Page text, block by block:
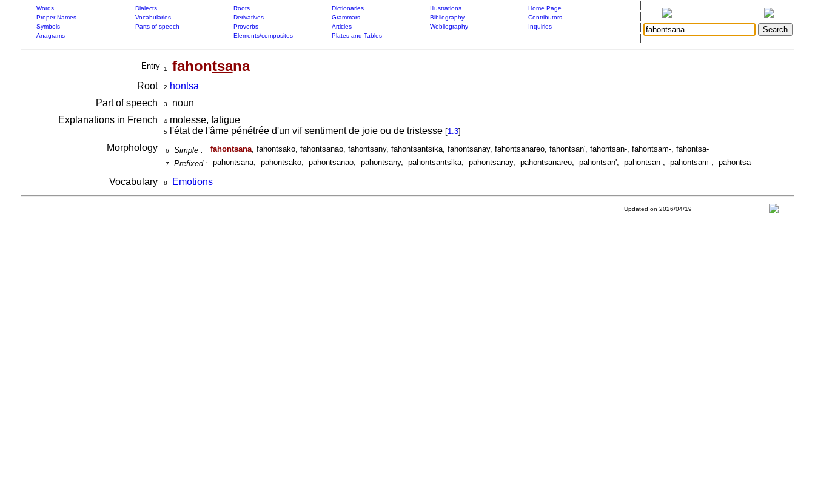
Words Dialects Roots Dictionaries Illustrations
Home Page
Proper Names
Vocabularies Derivatives Grammars Bibliography
Contributors
Symbols
Parts of speech Proverbs Articles Webliography
Inquiries
Anagrams
Elements/composites Plates and Tables
Entry 1 fahontsana
Root 2 hontsa
Part of speech
3
noun
Explanations in French
4molesse, fatigue
5l'état de l'âme pénétrée d'un vif sentiment de joie ou de tristesse [1.3]
Morphology 6 Simple : fahontsana, fahontsako, fahontsanao, fahontsany, fahontsantsika, fahontsanay, fahontsanareo, fahontsan', fahontsan-, fahontsam-, fahontsa-
7 Prefixed : -pahontsana, -pahontsako, -pahontsanao, -pahontsany, -pahontsantsika, -pahontsanay, -pahontsanareo, -pahontsan', -pahontsan-, -pahontsam-, -pahontsa-
Vocabulary 8 Emotions
Updated on 2026/04/19